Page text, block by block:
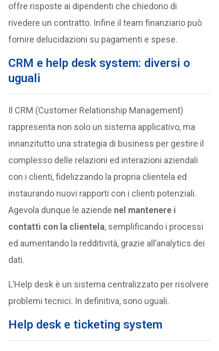
offre risposte ai dipendenti che chiedono di
rivedere un contratto. Infine il team finanziario può
fornire delucidazioni su pagamenti e spese.
CRM e help desk system: diversi o
uguali
Il CRM (Customer Relationship Management)
rappresenta non solo un sistema applicativo, ma
innanzitutto una strategia di business per gestire il
complesso delle relazioni ed interazioni aziendali
con i clienti, fidelizzando la propria clientela ed
instaurando nuovi rapporti con i clienti potenziali.
Agevola dunque le aziende nel mantenere i
contatti con la clientela, semplificando i processi
ed aumentando la redditività, grazie all’analytics dei
dati.
L’Help desk è un sistema centralizzato per risolvere
problemi tecnici. In definitiva, sono uguali.
Help desk e ticketing system